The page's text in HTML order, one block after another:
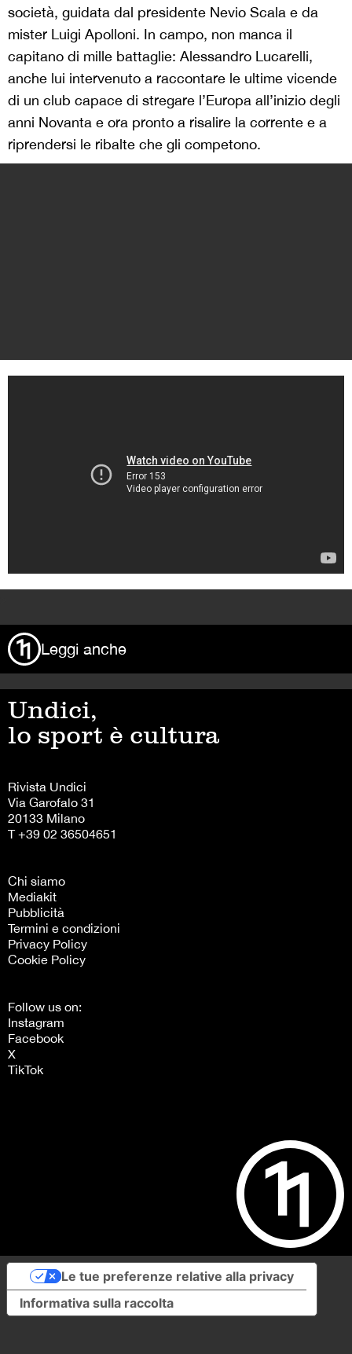
società, guidata dal presidente Nevio Scala e da
mister Luigi Apolloni. In campo, non manca il
capitano di mille battaglie: Alessandro Lucarelli,
anche lui intervenuto a raccontare le ultime vicende
di un club capace di stregare l’Europa all’inizio degli
anni Novanta e ora pronto a risalire la corrente e a
riprendersi le ribalte che gli competono.
Rivista Undici
20133 Milano
T +39 02 36504651
Mediakit
Pubblicità
Termini e condizioni
Privacy Policy
Follow us on:
Instagram
Facebook
TikTok